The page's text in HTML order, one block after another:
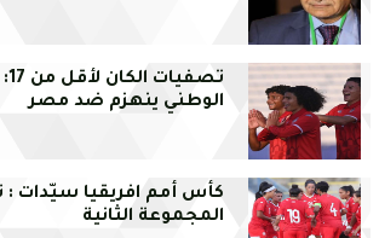
الوطني ينهزم ضد مصر
كأس أمم افريقيا سيّدات
المجموعة الثانية